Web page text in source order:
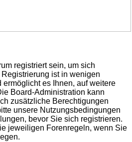
registriert sein, um sich
ist in wenigen
es Ihnen, auf weitere
Board-Administration kann
zusätzliche Berechtigungen
unsere Nutzungsbedingungen
bevor Sie sich registrieren.
jeweiligen Forenregeln, wenn Sie